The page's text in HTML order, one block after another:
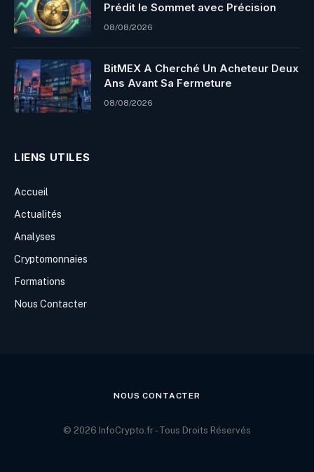
Prédit le Sommet avec Précision
08/08/2026
BitMEX A Cherché Un Acheteur Deux
Ans Avant Sa Fermeture
08/08/2026
LIENS UTILES
Accueil
Actualités
Analyses
Cryptomonnaies
Formations
Nous Contacter
NOUS CONTACTER
© 2026 InfoCrypto.fr - Tous Droits Réservés